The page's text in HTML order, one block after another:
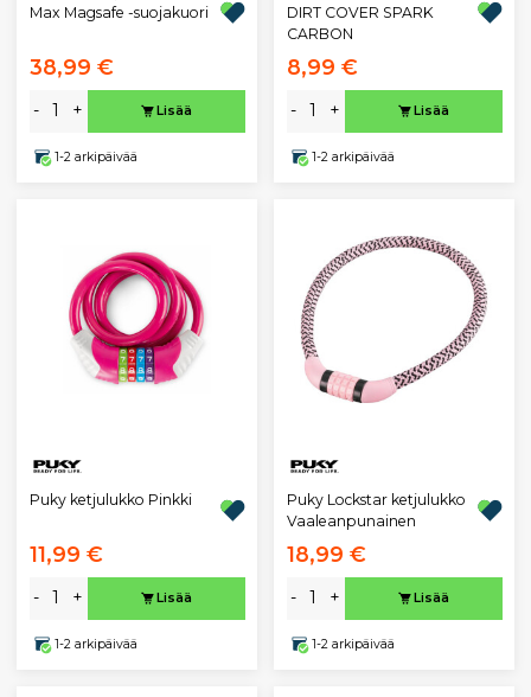
Max Magsafe -suojakuori
38,99 €
- + Lisää
1-2 arkipäivää
DIRT COVER SPARK
CARBON
8,99 €
- + Lisää
1-2 arkipäivää
Puky ketjulukko Pinkki
11,99 €
- + Lisää
1-2 arkipäivää
Puky Lockstar ketjulukko
Vaaleanpunainen
18,99 €
- + Lisää
1-2 arkipäivää